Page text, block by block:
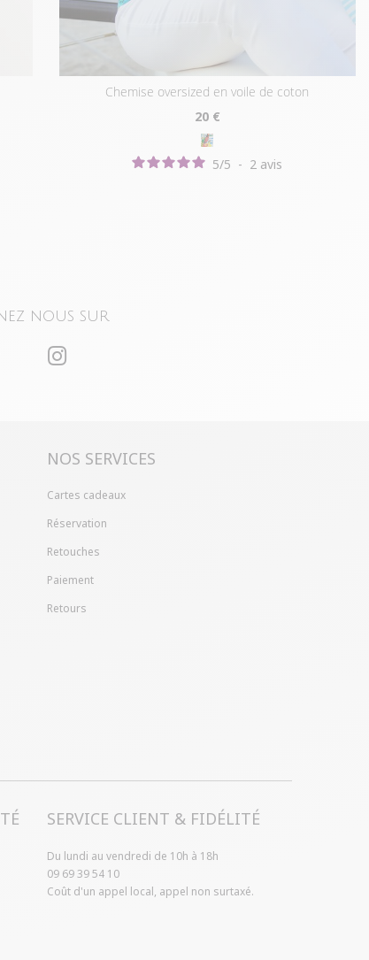
chemise oversized en voile de coton
20€
5/5 - 2 avis
nous sur
NOS SERVICES
Cartes cadeaux
Réservation
Retouches
Paiement
Retours
SERVICE CLIENT & FIDÉLITÉ
Du lundi au vendredi de 10h à 18h
09 69 39 54 10
Coût d'un appel local, appel non surtaxé.